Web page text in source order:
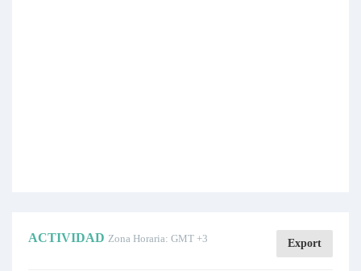
ACTIVIDAD Zona Horaria: GMT +3 Export